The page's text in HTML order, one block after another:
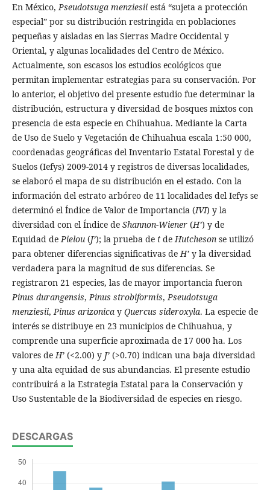
En México, Pseudotsuga menziesiiestá “sujeta a protección
especial” por su distribución restringida en poblaciones
pequeñas y aisladas en las Sierras Madre Occidental y
Oriental, y algunas localidades del Centro de México.
Actualmente, son escasos los estudios ecológicos que
permitan implementar estrategias para su conservación. Por
lo anterior, el objetivo del presente estudio fue determinar la
distribución, estructura y diversidad de bosques mixtos con
presencia de esta especie en Chihuahua. Mediante la Carta
de Uso de Suelo y Vegetación de Chihuahua escala 1:50 000,
coordenadas geográficas del Inventario Estatal Forestal y de
Suelos (Iefys) 2009-2014 y registros de diversas localidades,
se elaboró el mapa de su distribución en el estado. Con la
información del estrato arbóreo de 11 localidades del Iefys se
determinó el Índice de Valor de Importancia (IVI) y la
diversidad con el Índice de Shannon-Wiener(H’) y de
Equidad de Pielou(J’); la prueba de tde Hutchesonse utilizó
para obtener diferencias significativas de H’ y la diversidad
verdadera para la magnitud de sus diferencias. Se
registraron 21 especies, las de mayor importancia fueron
Pinus durangensis, Pinus strobiformis, Pseudotsuga
menziesii, Pinus arizonica y Quercus sideroxyla. La especie de
interés se distribuye en 23 municipios de Chihuahua, y
comprende una superficie aproximada de 17 000 ha. Los
valores de H’ (<2.00) y J’ (>0.70) indican una baja diversidad
y una alta equidad de sus abundancias. El presente estudio
contribuirá a la Estrategia Estatal para la Conservación y
Uso Sustentable de la Biodiversidad de especies en riesgo.
DESCARGAS